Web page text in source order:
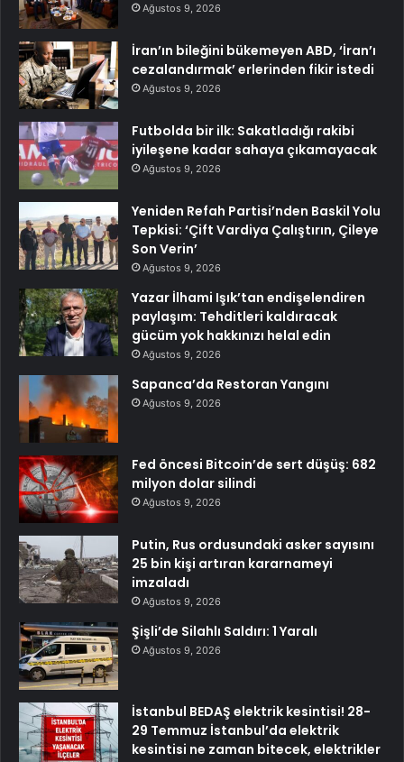
Ağustos 9, 2026
İran’ın bileğini bükemeyen ABD, ‘İran’ı
cezalandırmak’ erlerinden fikir istedi
Ağustos 9, 2026
Futbolda bir ilk: Sakatladığı rakibi
iyileşene kadar sahaya çıkamayacak
Ağustos 9, 2026
Yeniden Refah Partisi’nden Baskil Yolu
Tepkisi: ‘Çift Vardiya Çalıştırın, Çileye
Son Verin’
Ağustos 9, 2026
Yazar İlhami Işık’tan endişelendiren
paylaşım: Tehditleri kaldıracak
gücüm yok hakkınızı helal edin
Ağustos 9, 2026
Sapanca’da Restoran Yangını
Ağustos 9, 2026
Fed öncesi Bitcoin’de sert düşüş: 682
milyon dolar silindi
Ağustos 9, 2026
Putin, Rus ordusundaki asker sayısını
25 bin kişi artıran kararnameyi
imzaladı
Ağustos 9, 2026
Şişli’de Silahlı Saldırı: 1 Yaralı
Ağustos 9, 2026
İstanbul BEDAŞ elektrik kesintisi! 28-
29 Temmuz İstanbul’da elektrik
kesintisi ne zaman bitecek, elektrikler